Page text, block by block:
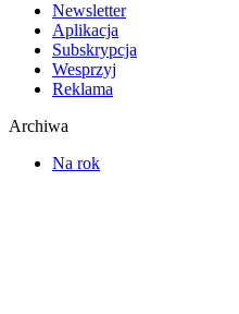
Newsletter
Aplikacja
Subskrypcja
Wesprzyj
Reklama
Archiwa
Na rok